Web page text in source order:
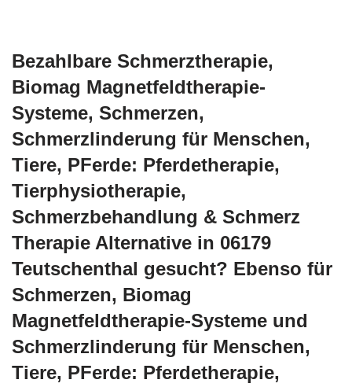
Bezahlbare Schmerztherapie,
Biomag Magnetfeldtherapie-
Systeme, Schmerzen,
Schmerzlinderung für Menschen,
Tiere, PFerde: Pferdetherapie,
Tierphysiotherapie,
Schmerzbehandlung & Schmerz
Therapie Alternative in 06179
Teutschenthal gesucht? Ebenso für
Schmerzen, Biomag
Magnetfeldtherapie-Systeme und
Schmerzlinderung für Menschen,
Tiere, PFerde: Pferdetherapie,